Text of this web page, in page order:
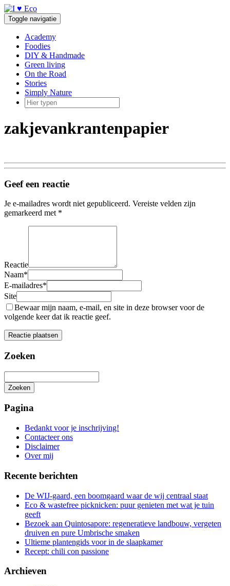
Doorgaan
naar
inhoud
Toggle navigatie
Academy
Foodies
DIY & Handmade
Green living
On the Road
Stories
Simply Nature
zakjevankrantenpapier
Geef een reactie
Je e-mailadres wordt niet gepubliceerd. Vereiste velden zijn
gemarkeerd met *
Reactie
Naam*
E-mailadres*
Site
Bewaar mijn naam, e-mail, en site in deze browser voor de
volgende keer dat ik reactie geef.
Zoeken
Zoeken
zoeken
Pagina
Bedankt voor je inschrijving!
Contacteer ons
Disclaimer
Over mij
Recente berichten
De WIJ-gaard, een boomgaard waar de wij centraal staat
Eco & wastefree picknicken: puur genieten met wat je tuin
geeft
Bezoek aan Quintosapore: regeneratieve landbouw, vergeten
druiven en pure Umbrische smaken
Ultieme plantengids voor in de slaapkamer
Recept: chili con passione
Archieven